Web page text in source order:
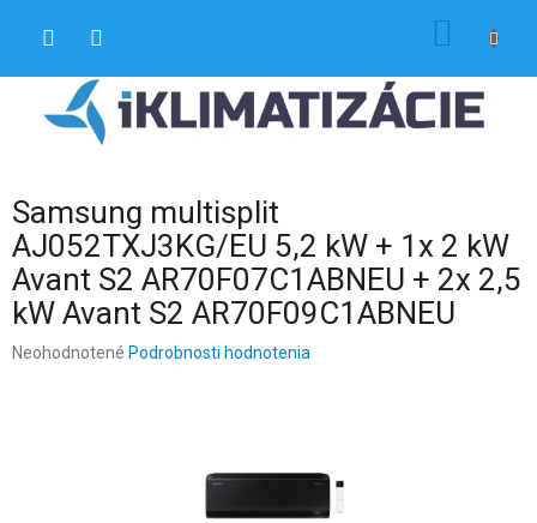
Samsung multisplit
AJ052TXJ3KG/EU 5,2 kW + 1x 2 kW
Avant S2 AR70F07C1ABNEU + 2x 2,5
kW Avant S2 AR70F09C1ABNEU
Priemerné
Neohodnotené Podrobnosti hodnotenia